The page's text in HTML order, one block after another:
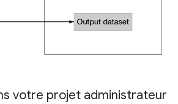
votre projet administrateur